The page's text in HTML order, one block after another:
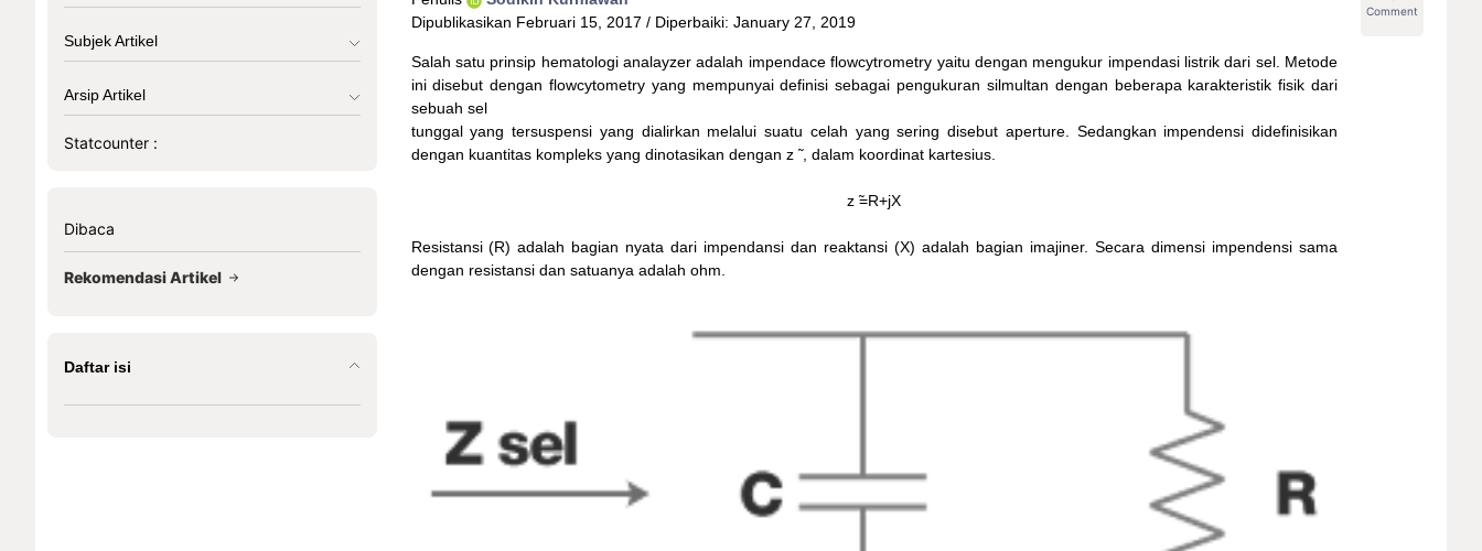
Subjek Artikel
Arsip Artikel
Statcounter :
Dibaca
Rekomendasi Artikel
Daftar isi
Dipublikasikan Februari 15, 2017 / Diperbaiki: January 27, 2019
Salah satu prinsip hematologi analayzer adalah impendace flowcytrometry yaitu dengan mengukur impendasi listrik dari sel. Metode
ini disebut dengan flowcytometry yang mempunyai definisi sebagai pengukuran silmultan dengan beberapa karakteristik fisik dari
sebuah sel
tunggal yang tersuspensi yang dialirkan melalui suatu celah yang sering disebut aperture. Sedangkan impendensi didefinisikan
dengan kuantitas kompleks yang dinotasikan dengan z ̃ , dalam koordinat kartesius.
z ̃=R+jX
Resistansi (R) adalah bagian nyata dari impendansi dan reaktansi (X) adalah bagian imajiner. Secara dimensi impendensi sama
dengan resistansi dan satuanya adalah ohm.
Comment